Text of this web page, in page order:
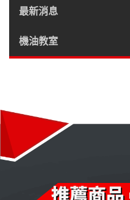
最新消息
機油教室